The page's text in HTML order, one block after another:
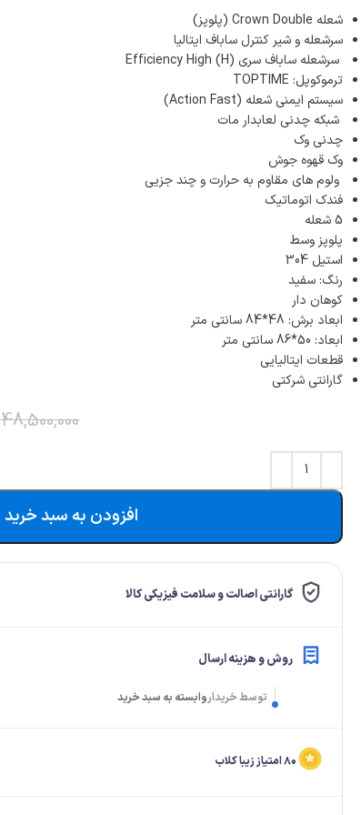
شعله Crown Double (پلوپز)
سرشعله و شیر کنترل ساباف ایتالیا
سرشعله ساباف سری (Efficiency High (H
ترموکوپل: TOPTIME
سیستم ایمنی شعله (Action Fast)
شبکه چدنی لعابدار مات
چدنی وک
وک قهوه جوش
ولوم های مقاوم به حرارت و چند جزیی
فندک اتوماتیک
5 شعله
پلوپز وسط
استیل 304
رنگ: سفید
کوهان دار
ابعاد برش: 48*84 سانتی متر
ابعاد: 50*86 سانتی متر
قطعات ایتالیایی
گارانتی شرکتی
48,500,000
افزودن به سبد خرید
گارانتی اصالت و سلامت فیزیکی کالا
روش و هزینه ارسال
توسط خریداروابسته به سبد خرید
۸۰ امتیاز زیبا کلاب